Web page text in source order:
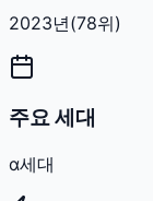
2023년(78위)
주요 세대
α세대